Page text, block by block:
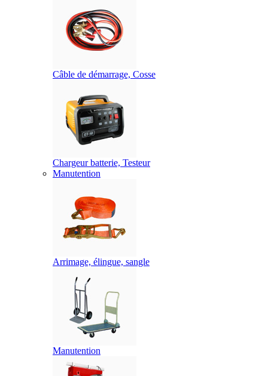
Câble de démarrage, Cosse
Chargeur batterie, Testeur
Manutention
Arrimage, élingue, sangle
Manutention